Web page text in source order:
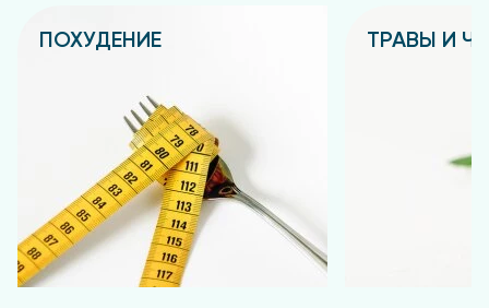
витамином Е;
флавоноидами;
фитонцидами;
микроэлементами — железом, магнием, цинком,
медью.
Особую ценность представляют фитонциды —
природные биологически активные вещества,
которые помогают растениям защищаться от
ПОХУДЕНИЕ ТРАВЫ И